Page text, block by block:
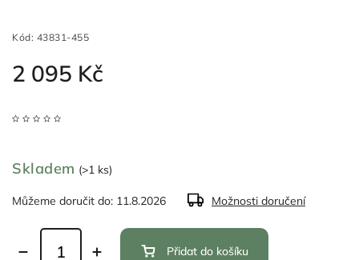
Kód: 43831-455
2 095 Kč
Skladem (>1 ks)
Můžeme doručit do: 11.8.2026 Možnosti doručení
Přidat do košíku